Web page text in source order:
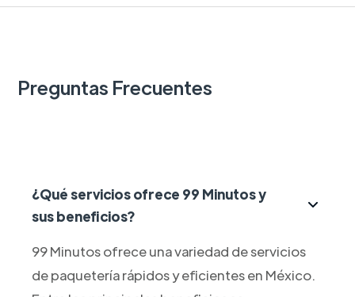
Preguntas Frecuentes
¿Qué servicios ofrece 99 Minutos y
sus beneficios?
99 Minutos ofrece una variedad de servicios
de paquetería rápidos y eficientes en México.